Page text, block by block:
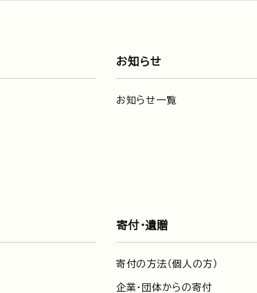
お知らせ
お知らせ一覧
寄付・遺贈
寄付の方法（個人の方）
企業・団体からの寄付